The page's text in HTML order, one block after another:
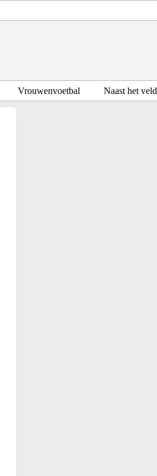
Vrouwenvoetbal Naast het veld